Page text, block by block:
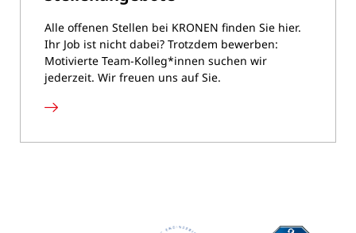
Alle offenen Stellen bei KRONEN finden Sie hier.
Ihr Job ist nicht dabei? Trotzdem bewerben:
Motivierte Team-Kolleg*innen suchen wir
jederzeit. Wir freuen uns auf Sie.
Stellenangebote